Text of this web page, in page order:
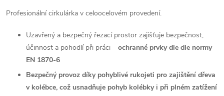
Profesionální cirkulárka v celoocelovém provedení.
Uzavřený a bezpečný řezací prostor zajišťuje bezpečnost,
účinnost a pohodlí při práci – ochranné prvky dle dle normy
EN 1870-6
Bezpečný provoz díky pohyblivé rukojeti pro zajištění dřeva
v kolébce, což usnadňuje pohyb kolébky i při plném zatížení